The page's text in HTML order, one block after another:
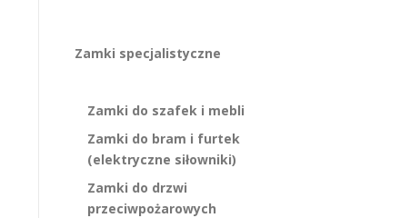
Zamki specjalistyczne
Zamki do szafek i mebli
Zamki do bram i furtek
(elektryczne siłowniki)
Zamki do drzwi
przeciwpożarowych